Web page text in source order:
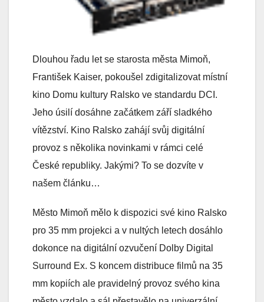
Dlouhou řadu let se starosta města Mimoň,
František Kaiser, pokoušel zdigitalizovat místní
kino Domu kultury Ralsko ve standardu DCI.
Jeho úsilí dosáhne začátkem září sladkého
vítězství. Kino Ralsko zahájí svůj digitální
provoz s několika novinkami v rámci celé
České republiky. Jakými? To se dozvíte v
našem článku…
Město Mimoň mělo k dispozici své kino Ralsko
pro 35 mm projekci a v nultých letech dosáhlo
dokonce na digitální ozvučení Dolby Digital
Surround Ex. S koncem distribuce filmů na 35
mm kopiích ale pravidelný provoz svého kina